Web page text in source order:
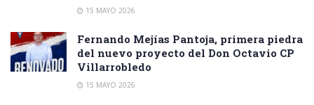
15 MAYO 2026
Fernando Mejías Pantoja, primera piedra
del nuevo proyecto del Don Octavio CP
Villarrobledo
15 MAYO 2026